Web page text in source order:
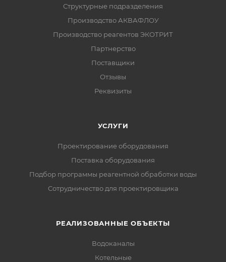
Структурные подразделения
Производство АКВАФЛОУ
Производство реагентов ЭКОТРИТ
Партнерство
Поставщики
Отзывы
Реквизиты
УСЛУГИ
Проектирование оборудования
Поставка оборудования
Подбор программы реагентной обработки воды
Сотрудничество для проектировщика
РЕАЛИЗОВАННЫЕ ОБЪЕКТЫ
Водоканалы
Котельные